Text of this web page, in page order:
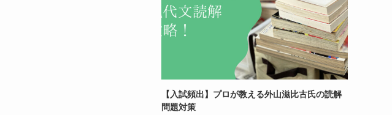
【入試頻出】プロが教える外山滋比古氏の読解
問題対策